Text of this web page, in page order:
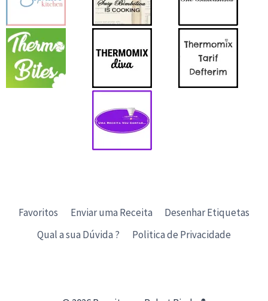
Favoritos Enviar uma Receita
Desenhar Etiquetas
Qual a sua Dúvida ?
Politica de Privacidade